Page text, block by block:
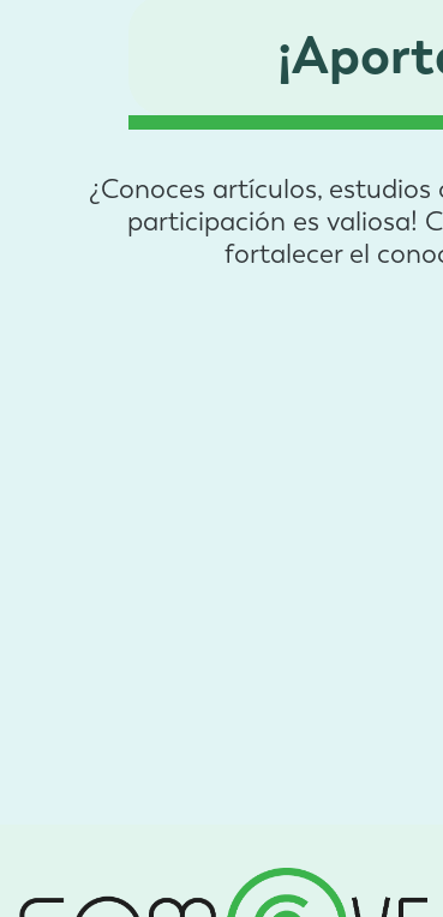
¿Conoces artículos,
participación es valiosa!
fortalecer el